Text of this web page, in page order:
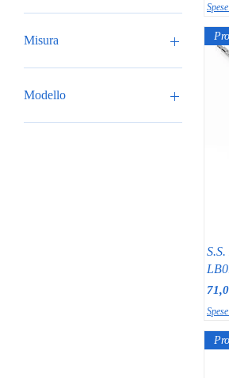
Misura
20
Modello